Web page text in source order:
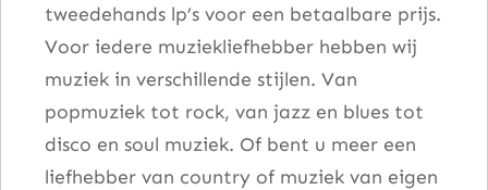
tweedehands lp’s voor een betaalbare prijs.
Voor iedere muziekliefhebber hebben wij
muziek in verschillende stijlen. Van
popmuziek tot rock, van jazz en blues tot
disco en soul muziek. Of bent u meer een
liefhebber van country of muziek van eigen